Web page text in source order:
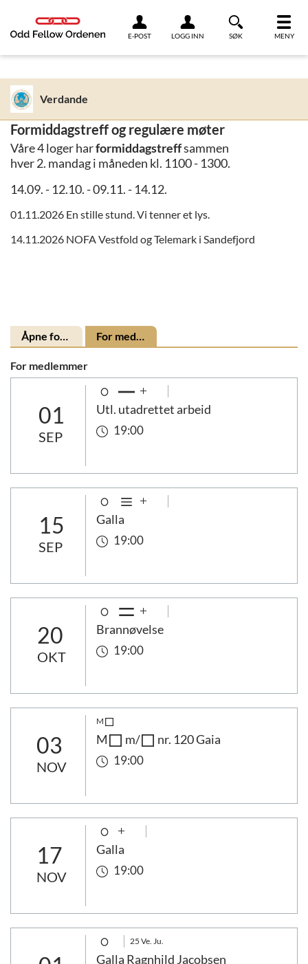
E-POST LOGG INN SØK MENY
Verdande
Formiddagstreff og regulære møter
Våre 4 loger harformiddagstreffsammen
hver 2. mandag i måneden kl. 1100 - 1300.
14.09. - 12.10. - 09.11. - 14.12.
01.11.2026 En stille stund. Vi tenner et lys.
14.11.2026 NOFA Vestfold og Telemark i Sandefjord
For medlemmer
01
SEP
Utl. utadrettet arbeid
19:00
15
SEP
Galla
19:00
20
OKT
Brannøvelse
19:00
03
NOV
M
M m/ nr. 120 Gaia
19:00
17
NOV
Galla
19:00
25 Ve. Ju.
Galla Ragnhild Jacobsen